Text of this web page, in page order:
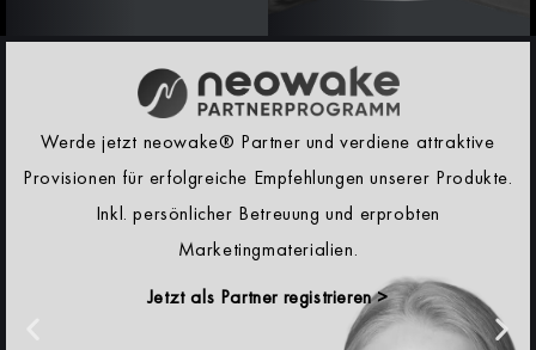
Werde jetzt neowake® Partner und verdiene attraktive
Provisionen für erfolgreiche Empfehlungen unserer Produkte.
Inkl. persönlicher Betreuung und erprobten
Marketingmaterialien.
Jetzt als Partner registrieren >